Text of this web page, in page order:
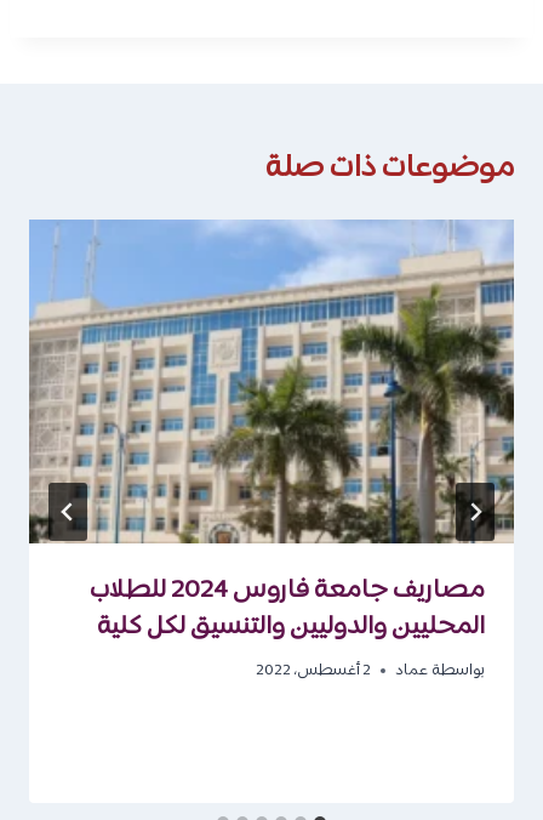
موضوعات ذات صلة
مصاريف جامعة فاروس 2024 للطلاب
المحليين والدوليين والتنسيق لكل كلية
بواسطة عماد 2 أغسطس، 2022